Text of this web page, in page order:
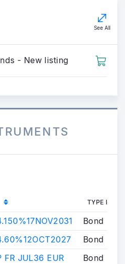
See All
- New listing
TYPE
Bond
Bond
FR JUL36 EUR
Bond